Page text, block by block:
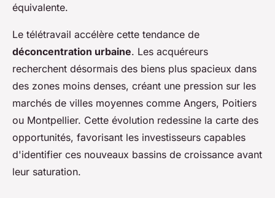
équivalente.
Le télétravail accélère cette tendance de
déconcentration urbaine. Les acquéreurs
recherchent désormais des biens plus spacieux dans
des zones moins denses, créant une pression sur les
marchés de villes moyennes comme Angers, Poitiers
ou Montpellier. Cette évolution redessine la carte des
opportunités, favorisant les investisseurs capables
d'identifier ces nouveaux bassins de croissance avant
leur saturation.